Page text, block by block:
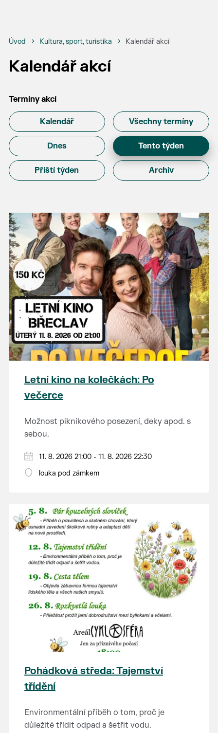
Úvod Kultura, sport, turistika Kalendář akcí
Kalendář akcí
Termíny akcí
Kalendář Všechny termíny
Dnes Tento týden
Příští týden Archiv
Letní kino na kolečkách: Po
večerce
Možnost piknikového posezení, deky apod. s
sebou.
V případě nepřízně počasí se promítání ruší.
Kino otevřeno hodinu před promítáním,
11. 8. 2026 21:00 - 11. 8. 2026 22:30
louka pod zámkem
Pohádková středa: Tajemství
třídění
Environmentální příběh o tom, proč je
důležité třídit odpad a šetřit vodu.